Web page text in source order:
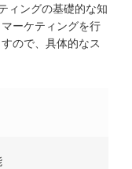
ィングの基礎的な知
ーケティングを行
ので、具体的なス